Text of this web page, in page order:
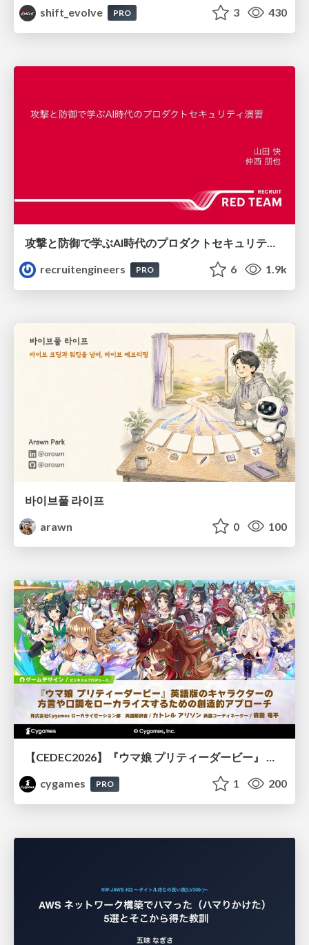
shift_evolve PRO 3 430
攻撃と防御で学ぶAI時代のプロダクトセキュリティ演習
recruitengineers
PRO 6 1.9k
바이브풀 라이프
arawn
0 100
【CEDEC2026】『ウマ娘 プリティーダービー』 英語版のキャラクターの方言や口調をローカライズするための創造的アプローチ
cygames
PRO 1 200